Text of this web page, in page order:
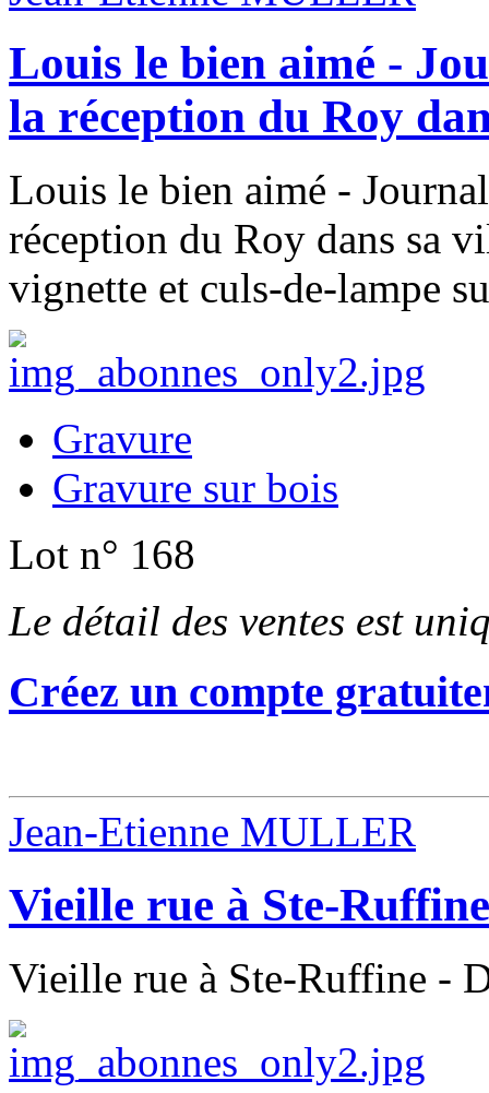
Louis le bien aimé -
la réception du Roy
Louis le bien aimé -
réception du Roy dans sa
vignette et culs-de-lampe
Gravure
Gravure sur bois
Lot n° 168
Le détail des ventes est
Créez un compte
Jean-Etienne MULLER
Vieille rue à Ste-Ruffine
Vieille rue à Ste-Ruffine -